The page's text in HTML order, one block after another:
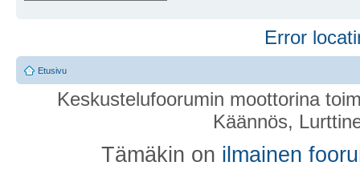
Error
Etusivu
Keskustelufoorumin moottorina
Käännös,
Tämäkin on ilmainen